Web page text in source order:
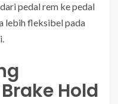
pedal rem ke pedal
lebih fleksibel pada
Hold